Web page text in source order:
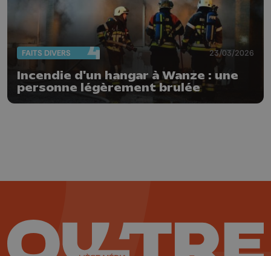
FAITS DIVERS 23/03/2026
Incendie d'un hangar à Wanze : une
personne légèrement brulée